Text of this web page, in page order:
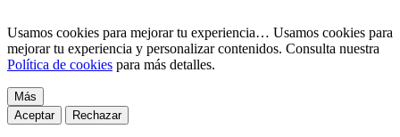
Usamos cookies para mejorar tu experiencia… Usamos cookies para
mejorar tu experiencia y personalizar contenidos. Consulta nuestra
Política de cookies para más detalles.
Más
Aceptar
Rechazar